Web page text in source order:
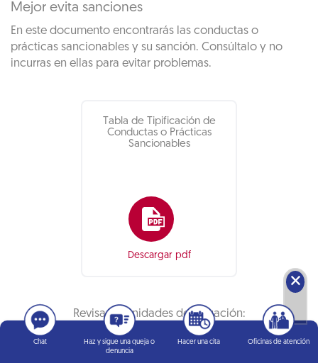
Mejor evita sanciones
En este documento encontrarás las conductas o
prácticas sancionables y su sanción. Consúltalo y no
incurras en ellas para evitar problemas.
Tabla de Tipificación de
Conductas o Prácticas
Sancionables
Descargar pdf
Revisa las unidades de valuación:
Consulta aquí
🗙
Chat
Haz y sigue una queja o
denuncia
Hacer una cita Oficinas de atención